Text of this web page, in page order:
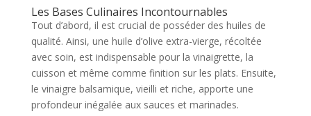
Les Bases Culinaires Incontournables
Tout d’abord, il est crucial de posséder des huiles de
qualité. Ainsi, une huile d’olive extra-vierge, récoltée
avec soin, est indispensable pour la vinaigrette, la
cuisson et même comme finition sur les plats. Ensuite,
le vinaigre balsamique, vieilli et riche, apporte une
profondeur inégalée aux sauces et marinades.